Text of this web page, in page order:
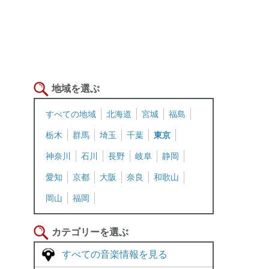
地域を選ぶ
すべての地域 北海道 宮城 福島
栃木 群馬 埼玉 千葉 東京
神奈川 石川 長野 岐阜 静岡
愛知 京都 大阪 奈良 和歌山
岡山 福岡
カテゴリーを選ぶ
すべての音楽情報を見る